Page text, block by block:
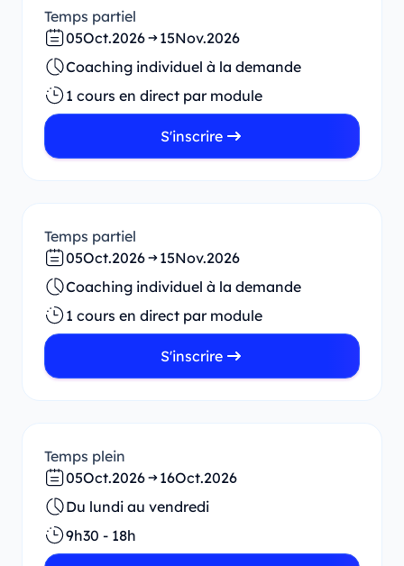
Temps partiel
05Oct.2026 15Nov.2026
Coaching individuel à la demande
1 cours en direct par module
S'inscrire
Temps partiel
05Oct.2026 15Nov.2026
Coaching individuel à la demande
1 cours en direct par module
S'inscrire
Temps plein
05Oct.2026 16Oct.2026
Du lundi au vendredi
9h30 - 18h